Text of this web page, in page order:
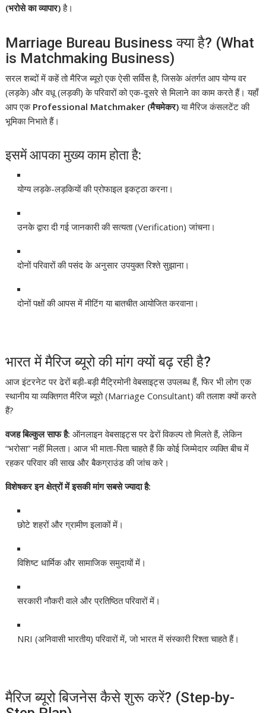
(भरोसे का व्यापार)है।
Marriage Bureau Business क्या है? (What
is Matchmaking Business)
सरल शब्दों में कहें तो मैरिज ब्यूरो एक ऐसी सर्विस है, जिसके अंतर्गत आप योग्य वर
(लड़के) और वधू (लड़की) के परिवारों को एक-दूसरे से मिलाने का काम करते हैं। यहाँ
आप एक Professional Matchmaker (मैचमेकर)या मैरिज कंसलटेंट की
भूमिका निभाते हैं।
इसमें आपका मुख्य काम होता है:
योग्य लड़के-लड़कियों की प्रोफाइल इकट्ठा करना।
उनके द्वारा दी गई जानकारी की सत्यता (Verification) जांचना।
दोनों परिवारों की पसंद के अनुसार उपयुक्त रिश्ते सुझाना।
दोनों पक्षों की आपस में मीटिंग या बातचीत आयोजित करवाना।
भारत में मैरिज ब्यूरो की मांग क्यों बढ़ रही है?
आज इंटरनेट पर ढेरों बड़ी-बड़ी मैट्रिमोनी वेबसाइट्स उपलब्ध हैं, फिर भी लोग एक
स्थानीय या व्यक्तिगत मैरिज ब्यूरो (Marriage Consultant) की तलाश क्यों करते
हैं?
वजह बिल्कुल साफ है: ऑनलाइन वेबसाइट्स पर ढेरों विकल्प तो मिलते हैं, लेकिन
“भरोसा” नहीं मिलता। आज भी माता-पिता चाहते हैं कि कोई जिम्मेदार व्यक्ति बीच में
रहकर परिवार की साख और बैकग्राउंड की जांच करे।
विशेषकर इन क्षेत्रों में इसकी मांग सबसे ज्यादा है:
छोटे शहरों और ग्रामीण इलाकों में।
विशिष्ट धार्मिक और सामाजिक समुदायों में।
सरकारी नौकरी वाले और प्रतिष्ठित परिवारों में।
NRI (अनिवासी भारतीय) परिवारों में, जो भारत में संस्कारी रिश्ता चाहते हैं।
मैरिज ब्यूरो बिजनेस कैसे शुरू करें? (Step-by-